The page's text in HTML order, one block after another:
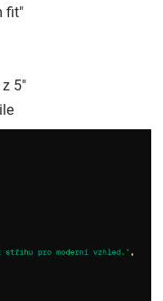
fit"
5"